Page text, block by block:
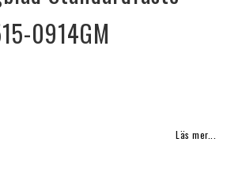
0914GM
Läs mer...